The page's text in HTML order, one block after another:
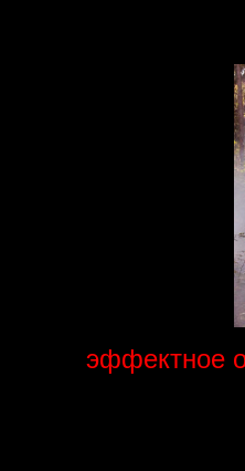
эффектное